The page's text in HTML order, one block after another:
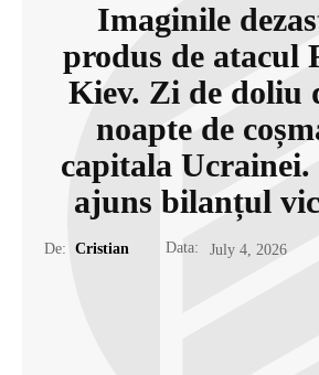
Imaginile
produs de atacul
Kiev. Zi de doliu
noapte de
capitala Ucrainei.
ajuns bilanțul
De: Cristian Data: July 4, 2026